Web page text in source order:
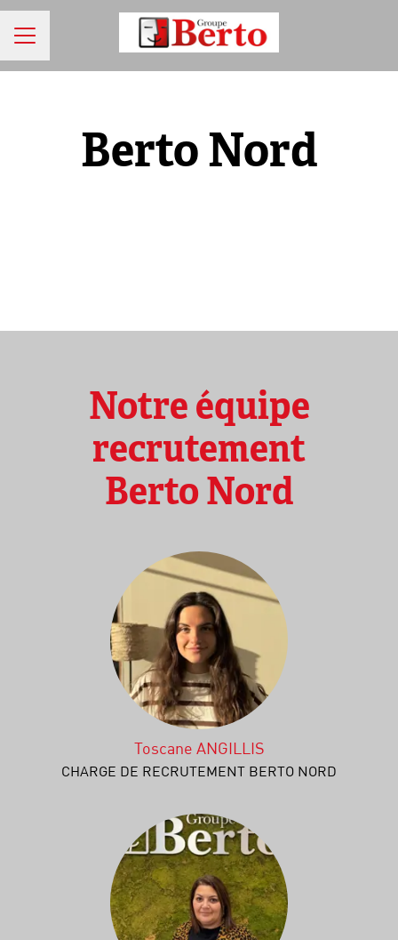
MENU CARRIÈRE
Berto Nord
Notre équipe
recrutement
Berto Nord
Toscane ANGILLIS
CHARGE DE RECRUTEMENT BERTO NORD